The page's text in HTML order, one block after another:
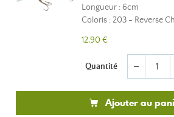
Longueur : 6cm
Coloris : 203 - Reverse
12,90 €
Quantité remove
Ajouter au